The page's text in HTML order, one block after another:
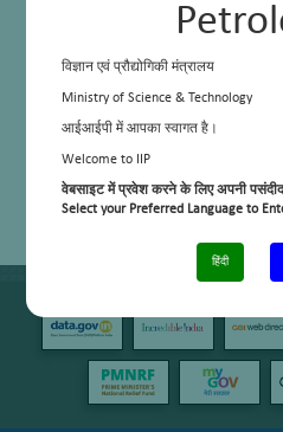
विज्ञान एवं प्रौद्योगिकी मंत्रालय
Ministry of Science & Technology
आईआईपी में आपका स्वागत है।
Welcome to IIP
वेबसाइट में प्रवेश करने के लिए अपनी
Select your Preferred Language to
हिंदी